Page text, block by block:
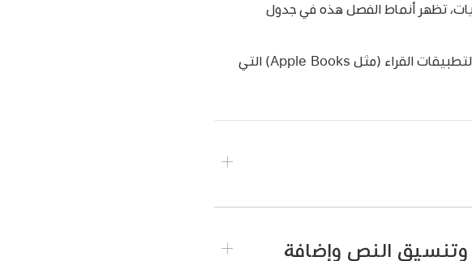
تظهر أنماط الفصل هذه في جدول
عند تصدير المستند بتنسيق PDF أو EPUB، يتم تضمين جدول المحتويات لتطبيقات القراء (مثل Apple Books) التي
وتنسيق النص وإضافة